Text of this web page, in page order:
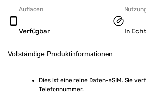
Aufladen
Verfügbar In
Vollständige Produktinformationen
Dies ist eine reine Daten-eSIM. Sie
Telefonnummer.